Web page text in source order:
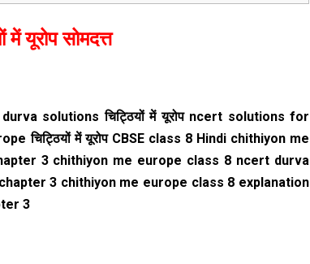
में यूरोप सोमदत्त
durva solutions चिट्ठियों में यूरोप ncert solutions for
चिट्ठियों में यूरोप CBSE class 8 Hindi chithiyon me
3 chithiyon me europe class 8 ncert durva
3 chithiyon me europe class 8 explanation
3